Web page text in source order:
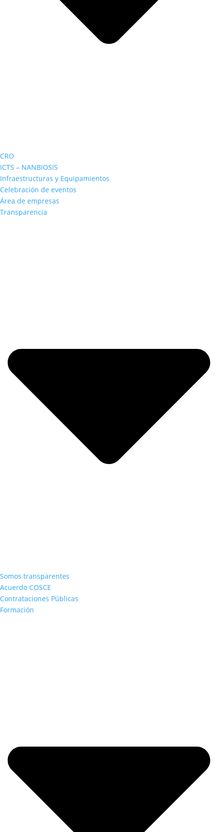
CRO
ICTS – NANBIOSIS
Infraestructuras y Equipamientos
Celebración de eventos
Área de empresas
Transparencia
Somos transparentes
Acuerdo COSCE
Contrataciones Públicas
Formación